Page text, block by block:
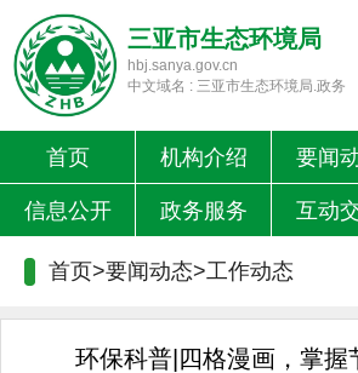
三亚市生态环境局
hbj.sanya.gov.cn
中文域名 : 三亚市生态环境局.政务
首页 机构介绍 要闻
信息公开 政务服务 互动
首页>要闻动态>工作动态
环保科普|四格漫画，掌握